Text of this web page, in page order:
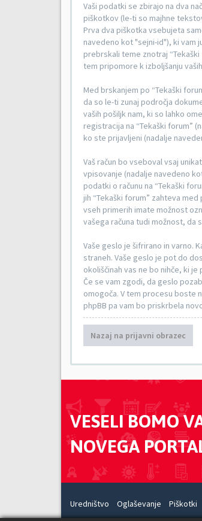
Vaši podatki se zbirajo na dva
piškotkov (le-ti so majhne
Prva dva piškotka vsebujeta
navedeno kot "sejni-id"), ki vam
prebrskali teme znotraj
tem pripomore k izboljšanju
Med brskanjem po “Tekaški
da so le-ti zunaj področja
vaših pošiljk nam, ki so lahko
registracija na “Tekaški forum”
ko ste prijavljeni (nadalje
Vaš račun bo vseboval vsaj
vpisovanje (nadalje navedeno
podatki o računu na “Tekaški
jih “Tekaški forum” zahteva
vseh primerih imate možnost
vašega računa tudi možnost,
Vaše geslo je šifrirano in varno.
straneh. Vaše geslo je pot do
okoliščinah vas ne bo nihče, ki
Če se vam zgodi, da geslo
omogoča. V tem procesu boste
phpBB pa vam bo priskrbela
Nazaj na prijavni obrazec
VESELI BOMO
NOVEGA
Uredništvo Oglaševanje Piškotki